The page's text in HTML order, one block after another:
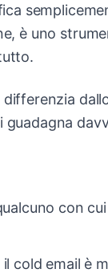
è uno
guadagna
con
cold email è